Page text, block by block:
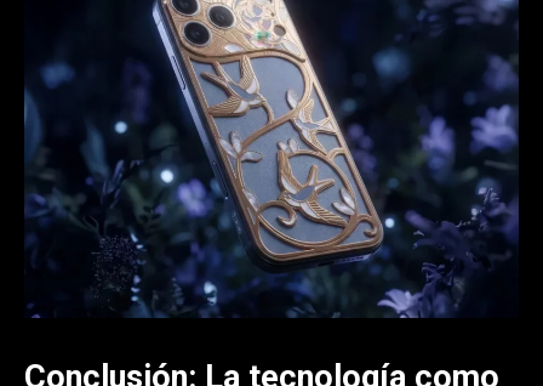
Conclusión: La tecnología como